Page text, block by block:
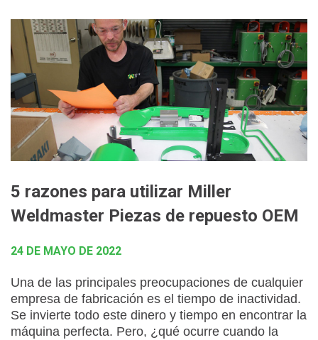
5 razones para utilizar Miller
Weldmaster Piezas de repuesto OEM
24 DE MAYO DE 2022
Una de las principales preocupaciones de cualquier
empresa de fabricación es el tiempo de inactividad.
Se invierte todo este dinero y tiempo en encontrar la
máquina perfecta. Pero, ¿qué ocurre cuando la